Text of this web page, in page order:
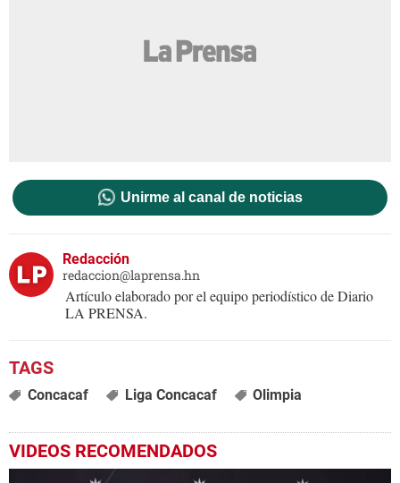
Unirme al canal de noticias
Redacción
redaccion@laprensa.hn
Artículo elaborado por el equipo periodístico de Diario
LA PRENSA.
Concacaf Liga Concacaf Olimpia
VIDEOS RECOMENDADOS